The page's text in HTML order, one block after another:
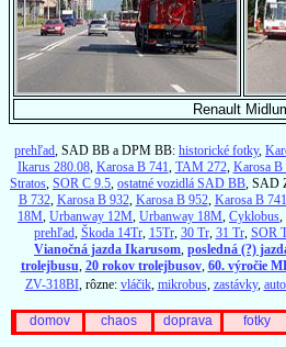
Renault
prehľad, SAD BB a DPM BB: historické fotky,
Ikarus 280.08, Karosa B 741, TAM 272, Karosa B
Stratos, SOR C 9.5, ostatné vozidlá SAD BB, SAD
B 732, Karosa B 932, Karosa B 952, Karosa B 741
18M, Urbanway 12M, Urbanway 18M, Cyklobus,
prehľad, Škoda 14Tr, 15Tr, 30 Tr, 31 Tr, SOR
Vianočná jazda Ikarusom, posledná (?)
trolejbusu, 20 rokov trolejbusov, 60. výročie
ZV-318BI, rôzne: vláčik, mikrobus, zastávky,
domov chaos doprava fotky